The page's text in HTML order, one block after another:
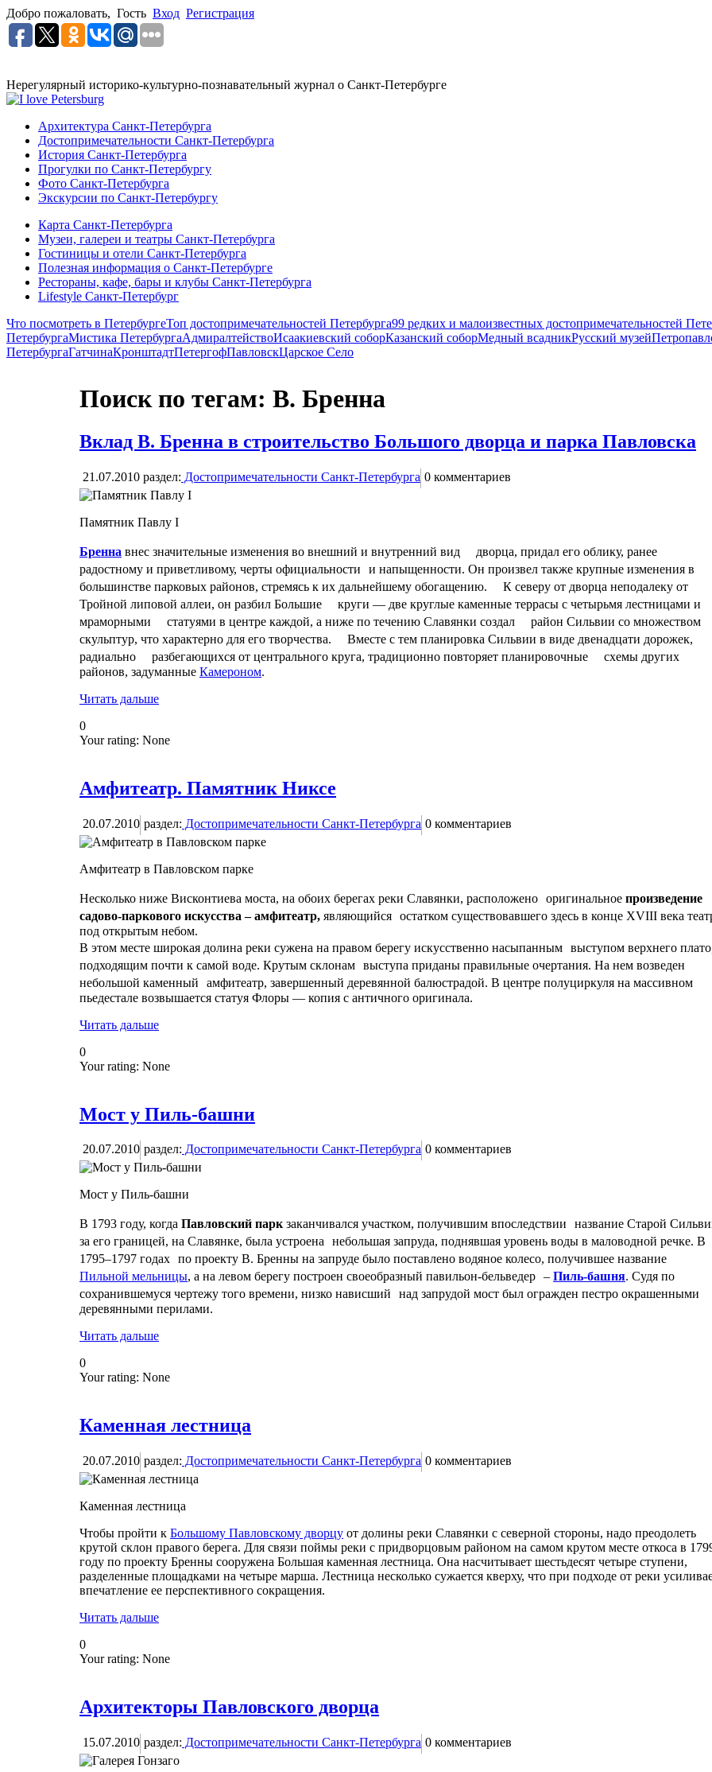
Добро пожаловать, Гость Вход Регистрация
Нерегулярный историко-культурно-познавательный журнал о Санкт-Петербурге
Архитектура Санкт-Петербурга
Достопримечательности Санкт-Петербурга
История Санкт-Петербурга
Прогулки по Санкт-Петербургу
Фото Санкт-Петербурга
Экскурсии по Санкт-Петербургу
Карта Санкт-Петербурга
Музеи, галереи и театры Санкт-Петербурга
Гостиницы и отели Санкт-Петербурга
Полезная информация о Санкт-Петербурге
Рестораны, кафе, бары и клубы Санкт-Петербурга
Lifestyle Санкт-Петербург
Что посмотреть в ПетербургеТоп достопримечательностей Петербурга99 редких и малоизвестных достопримечательностей
ПетербургаМистика ПетербургаАдмиралтействоИсаакиевский соборКазанский соборМедный всадникРусский музей
ПетербургаГатчинаКронштадтПетергофПавловскЦарское Село
Поиск по тегам: В. Бренна
Вклад В. Бренна в строительство Большого дворца и парка Павловска
21.07.2010 раздел: Достопримечательности Санкт-Петербурга 0 комментариев
Памятник Павлу I
Бренна внес значительные изменения во внешний и внутренний вид дворца, придал его облику, ранее
радостному и приветливому, черты официальности и напыщенности. Он произвел также крупные изменения в
большинстве парковых районов, стремясь к их дальнейшему обогащению. К северу от дворца неподалеку от
Тройной липовой аллеи, он разбил Большие круги — две круглые каменные террасы с четырьмя лестницами и
мраморными статуями в центре каждой, а ниже по течению Славянки создал район Сильвии со множеством
скульптур, что характерно для его творчества. Вместе с тем планировка Сильвии в виде двенадцати дорожек,
радиально разбегающихся от центрального круга, традиционно повторяет планировочные схемы других
районов, задуманные Камероном.
Читать дальше
0
Your rating: None
Амфитеатр. Памятник Никсе
20.07.2010 раздел: Достопримечательности Санкт-Петербурга 0 комментариев
Амфитеатр в Павловском парке
Несколько ниже Висконтиева моста, на обоих берегах реки Славянки, расположено оригинальное произведение
садово-паркового искусства – амфитеатр, являющийся остатком существовавшего здесь в конце XVIII века
под открытым небом.
В этом месте широкая долина реки сужена на правом берегу искусственно насыпанным выступом верхнего
подходящим почти к самой воде. Крутым склонам выступа приданы правильные очертания. На нем возведен
небольшой каменный амфитеатр, завершенный деревянной балюстрадой. В центре полуциркуля на массивном
пьедестале возвышается статуя Флоры — копия с античного оригинала.
Читать дальше
0
Your rating: None
Мост у Пиль-башни
20.07.2010 раздел: Достопримечательности Санкт-Петербурга 0 комментариев
Мост у Пиль-башни
В 1793 году, когда Павловский паркзаканчивался участком, получившим впоследствии название Старой
за его границей, на Славянке, была устроена небольшая запруда, поднявшая уровень воды в маловодной речке. В
1795–1797 годах по проекту В. Бренны на запруде было поставлено водяное колесо, получившее название
Пильной мельницы, а на левом берегу построен своеобразный павильон-бельведер – Пиль-башня. Судя по
сохранившемуся чертежу того времени, низко нависший над запрудой мост был огражден пестро окрашенными
деревянными перилами.
Читать дальше
0
Your rating: None
Каменная лестница
20.07.2010 раздел: Достопримечательности Санкт-Петербурга 0 комментариев
Каменная лестница
Чтобы пройти к Большому Павловскому дворцу от долины реки Славянки с северной стороны, надо преодолеть
крутой склон правого берега. Для связи поймы реки с придворцовым районом на самом крутом месте откоса в
году по проекту Бренны сооружена Большая каменная лестница. Она насчитывает шестьдесят четыре ступени,
разделенные площадками на четыре марша. Лестница несколько сужается кверху, что при подходе от реки
впечатление ее перспективного сокращения.
Читать дальше
0
Your rating: None
Архитекторы Павловского дворца
15.07.2010 раздел: Достопримечательности Санкт-Петербурга 0 комментариев